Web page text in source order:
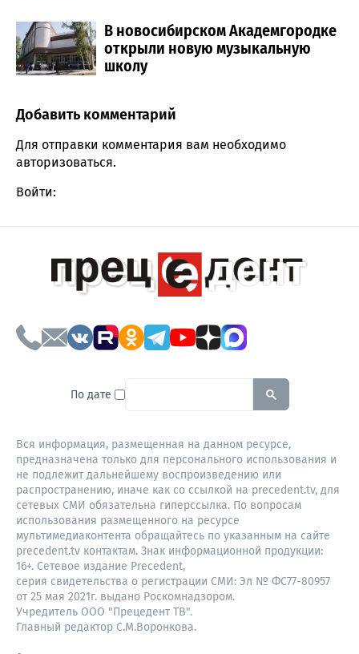
В новосибирском Академгородке
открыли новую музыкальную
школу
Comment section
Добавить комментарий
Для отправки комментария вам необходимо
авторизоваться.
Войти:
По дате To search this site, enter a
Вся информация, размещенная на данном ресурсе,
предназначена только для персонального использования и
не подлежит дальнейшему воспроизведению или
распространению, иначе как со ссылкой на precedent.tv, для
сетевых СМИ обязательна гиперссылка. По вопросам
использования размещенного на ресурсе
мультимедиаконтента обращайтесь по указанным на сайте
precedent.tv контактам. Знак информационной продукции:
16+. Сетевое издание Precedent,
серия свидетельства о регистрации СМИ: Эл № ФС77-80957
от 25 мая 2021г. выдано Роскомнадзором.
Учредитель ООО "Прецедент ТВ".
Главный редактор С.М.Воронкова.